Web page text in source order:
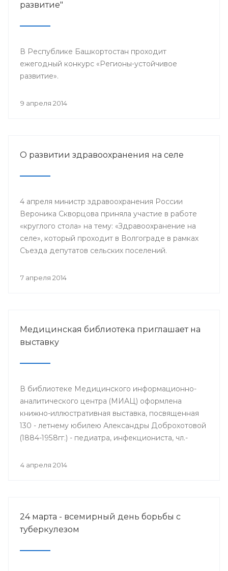
развитие"
В Республике Башкортостан проходит
ежегодный конкурс «Регионы-устойчивое
развитие».
9 апреля 2014
О развитии здравоохранения на селе
4 апреля министр здравоохранения России
Вероника Скворцова приняла участие в работе
«круглого стола» на тему: «Здравоохранение на
селе», который проходит в Волгограде в рамках
Съезда депутатов сельских поселений.
7 апреля 2014
Медицинская библиотека приглашает на
выставку
В библиотеке Медицинского информационно-
аналитического центра (МИАЦ) оформлена
книжно-иллюстративная выставка, посвященная
130 - летнему юбилею Александры Доброхотовой
(1884-1958гг.) - педиатра, инфекциониста, чл.-
деятеля науки РСФСР.
4 апреля 2014
24 марта - всемирный день борьбы с
туберкулезом